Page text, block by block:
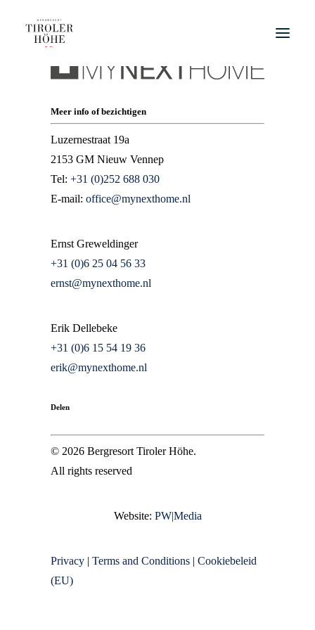
HOME
OMGEVING
ZOMER
WINTER
TYPES
VIDEO
Meer info of bezichtigen
Luzernestraat 19a
2153 GM Nieuw Vennep
Tel: +31 (0)252 688 030
E-mail: office@mynexthome.nl
Ernst Greweldinger
+31 (0)6 25 04 56 33
ernst@mynexthome.nl
Erik Dellebeke
+31 (0)6 15 54 19 36
erik@mynexthome.nl
Delen
© 2026 Bergresort Tiroler Höhe.
All rights reserved
Website: PW|Media
Privacy | Terms and Conditions | Cookiebeleid
(EU)